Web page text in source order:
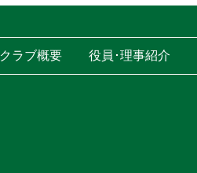
クラブ概要 役員･理事紹介